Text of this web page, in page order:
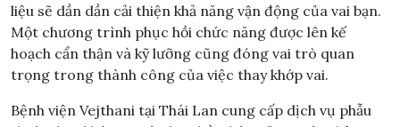
liệu sẽ dần dần cải thiện khả năng vận động của vai bạn.
Một chương trình phục hồi chức năng được lên kế
hoạch cẩn thận và kỹ lưỡng cũng đóng vai trò quan
trọng trong thành công của việc thay khớp vai.
Bệnh viện Vejthani tại Thái Lan cung cấp dịch vụ phẫu